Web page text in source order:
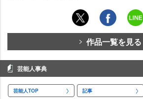
作品一覧を見る
芸能人事典
芸能人TOP 記事